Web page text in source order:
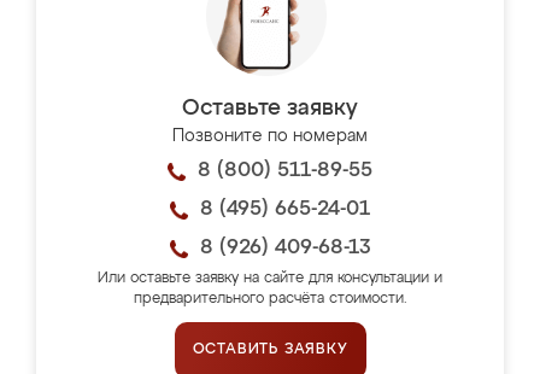
Оставьте заявку
Позвоните по номерам
8 (800) 511-89-55
8 (495) 665-24-01
8 (926) 409-68-13
Или оставьте заявку на сайте для консультации и
предварительного расчёта стоимости.
ОСТАВИТЬ ЗАЯВКУ